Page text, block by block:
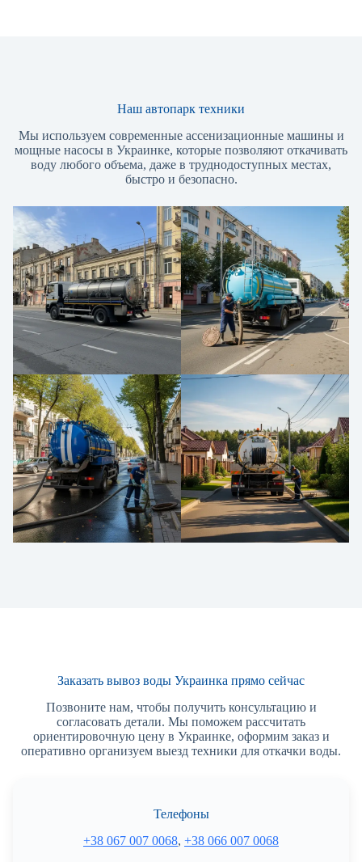
Наш автопарк техники
Мы используем современные ассенизационные машины и
мощные насосы в Украинке, которые позволяют откачивать
воду любого объема, даже в труднодоступных местах,
быстро и безопасно.
Заказать вывоз воды Украинка прямо сейчас
Позвоните нам, чтобы получить консультацию и
согласовать детали. Мы поможем рассчитать
ориентировочную цену в Украинке, оформим заказ и
оперативно организуем выезд техники для откачки воды.
Телефоны
+38 067 007 0068, +38 066 007 0068